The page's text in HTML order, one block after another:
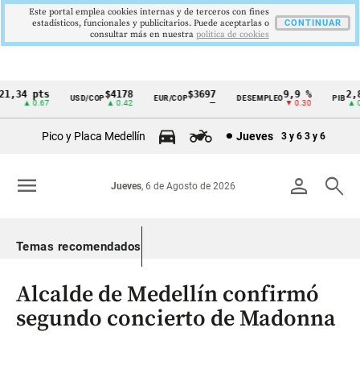
Cintillo
Colombia
pts
▲ 0.67
USD/COP$4178
▲ 0.42
EUR/COP$3697 DESEMPLEO9,9 %
▼ 0.30
2,8
▲
Pico y Placa Medellín Jueves 3 y 6 3 y 6
person search
Jueves, 6 de Agosto de 2026
menu
Temas recomendados
Alcalde de Medellín confirmó
segundo concierto de Madonna
Este portal emplea cookies internas y de terceros con fines
estadísticos, funcionales y publicitarios. Puede aceptarlas o
consultar más en nuestra politica de cookies
CONTINUAR